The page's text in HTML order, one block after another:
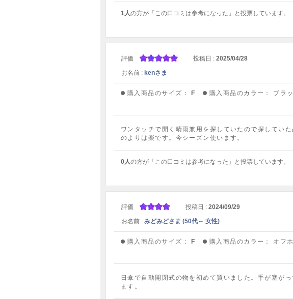
1人の方が「この口コミは参考になった」と投票しています。
評価 投稿日 : 2025/04/28
お名前 : kenさま
購入商品のサイズ： F 購入商品のカラー： ブラ
ワンタッチで開く晴雨兼用を探していたので探してい
のよりは楽です。今シーズン使います。
0人の方が「この口コミは参考になった」と投票しています。
評価 投稿日 : 2024/09/29
お名前 : みどみどさま (50代～ 女性)
購入商品のサイズ： F 購入商品のカラー： オフ
日傘で自動開閉式の物を初めて買いました。手が塞が
ます。